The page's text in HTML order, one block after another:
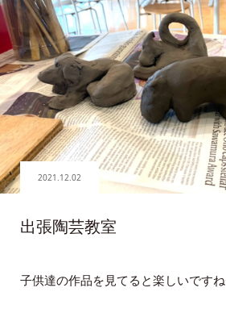
2021.12.02
出張陶芸教室
子供達の作品を見てると楽しいです